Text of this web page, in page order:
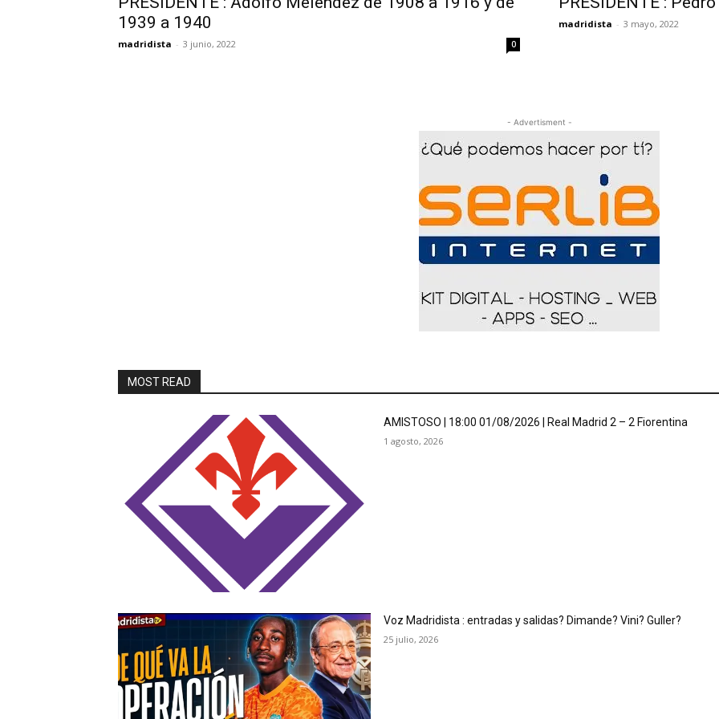
1939 a 1940
madridista - 3 junio, 2022 0
madridista - 3 mayo, 2022
- Advertisment -
MOST READ
AMISTOSO | 18:00 01/08/2026 | Real Madrid 2 – 2 Fiorentina
1 agosto, 2026
Voz Madridista : entradas y salidas? Dimande? Vini? Guller?
25 julio, 2026